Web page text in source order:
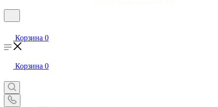
Корзина 0
Корзина 0